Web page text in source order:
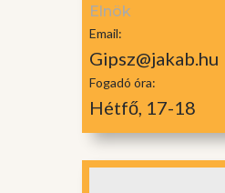
Elnök
Email:
Gipsz@jakab.hu
Fogadó óra:
Hétfő, 17-18